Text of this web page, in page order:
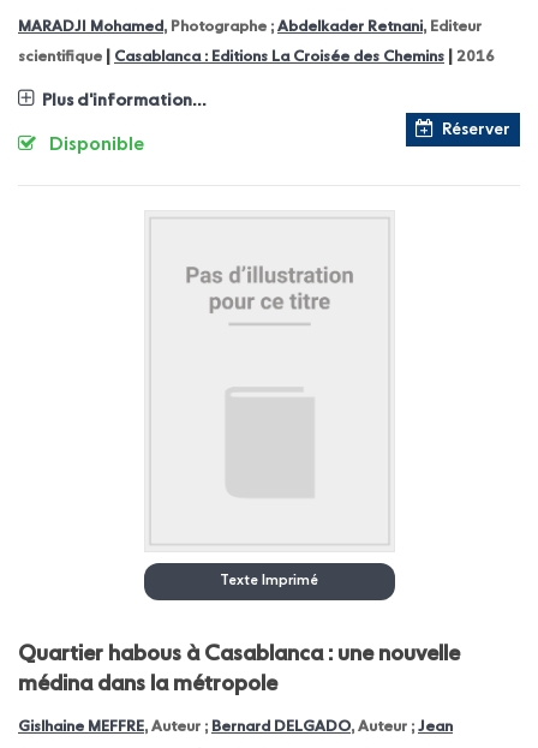
MARADJI Mohamed , Photographe ; Abdelkader Retnani, Editeur
scientifique
Casablanca : Editions La Croisée des Chemins 2016
Plus d'information...
Réserver
Disponible
Texte Imprimé
Quartier habous à Casablanca : une nouvelle
médina dans la métropole
Gislhaine MEFFRE, Auteur ; Bernard DELGADO, Auteur ; Jean